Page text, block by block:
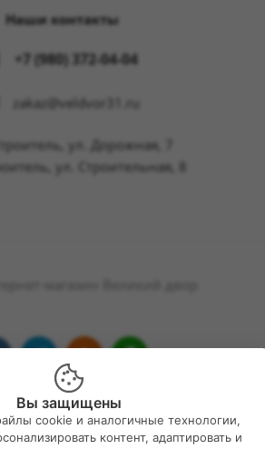
Наши контакты
+7 (980) 372-04-04
zakaz@veldvor31.ru
ул. Дорожная, 7
ул. Строительная, 8
Вы защищены
cookie и аналогичные технологии,
контент, адаптировать и